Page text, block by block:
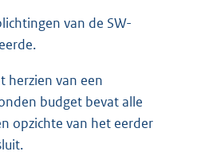
van de SW-
herzien van een
budget bevat alle
opzichte van het eerder